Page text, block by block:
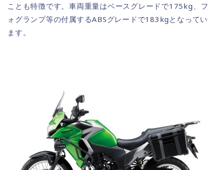
ことも特徴です。車両重量はベースグレードで175kg、フ
ォグランプ等の付属するABSグレードで183kgとなってい
ます。